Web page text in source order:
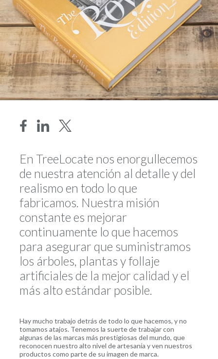
En TreeLocate nos enorgullecemos
de nuestra atención al detalle y del
realismo en todo lo que
fabricamos. Nuestra misión
constante es mejorar
continuamente lo que hacemos
para asegurar que suministramos
los árboles, plantas y follaje
artificiales de la mejor calidad y el
más alto estándar posible.
Hay mucho trabajo detrás de todo lo que hacemos, y no
tomamos atajos. Tenemos la suerte de trabajar con
algunas de las marcas más prestigiosas del mundo, que
reconocen nuestro alto nivel de artesanía y ven nuestros
productos como parte de su imagen de marca.